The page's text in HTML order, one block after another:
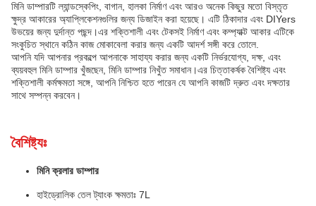
মিনি ডাম্পারটি ল্যান্ডস্কেপিং, বাগান, হালকা নির্মাণ এবং আরও অনেক কিছুর মতো বিস্তৃত
ক্ষুদ্র আকারের অ্যাপ্লিকেশনগুলির জন্য ডিজাইন করা হয়েছে। এটি ঠিকাদার এবং DIYers
উভয়ের জন্য দুর্দান্ত পছন্দ।এর শক্তিশালী এবং টেকসই নির্মাণ এবং কম্প্যাক্ট আকার এটিকে
সংকুচিত স্থানে কঠিন কাজ মোকাবেলা করার জন্য একটি আদর্শ সঙ্গী করে তোলে.
আপনি যদি আপনার প্রকল্পে আপনাকে সাহায্য করার জন্য একটি নির্ভরযোগ্য, দক্ষ, এবং
ব্যয়বহুল মিনি ডাম্পার খুঁজছেন, মিনি ডাম্পার নিখুঁত সমাধান।এর চিত্তাকর্ষক বৈশিষ্ট্য এবং
শক্তিশালী কর্মক্ষমতা সঙ্গে, আপনি নিশ্চিত হতে পারেন যে আপনি কাজটি দ্রুত এবং দক্ষতার
সাথে সম্পন্ন করবেন।
বৈশিষ্ট্যঃ
মিনি ক্রলার ডাম্পার
হাইড্রোলিক তেল ট্যাংক ক্ষমতাঃ 7L